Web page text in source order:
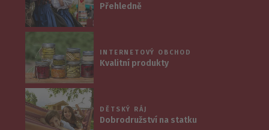
Přehledně
INTERNETOVÝ OBCHOD
Kvalitní produkty
DĚTSKÝ RÁJ
Dobrodružství na statku